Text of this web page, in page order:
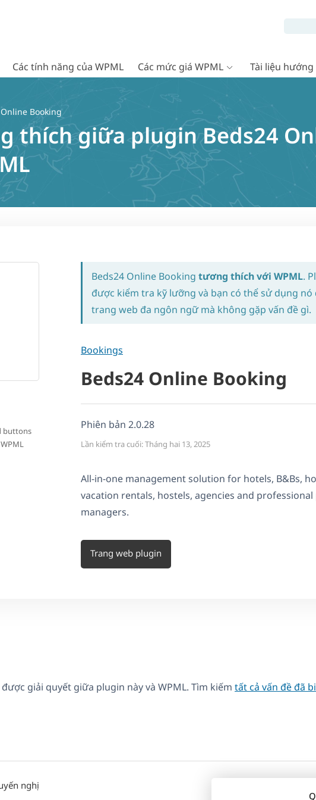
Các tính năng của WPML Các mức giá WPML Tài liệu hướng
Booking
thích giữa plugin Beds24
buttons
Beds24 Online Booking tương thích với WPML.
được kiểm tra kỹ lưỡng và bạn có thể sử dụng nó
trang web đa ngôn ngữ mà không gặp vấn đề gì.
Bookings
Beds24 Online Booking
Phiên bản 2.0.28
Lần kiểm tra cuối: Tháng hai 13, 2025
All-in-one management solution for hotels, B&Bs,
vacation rentals, hostels, agencies and
managers.
Trang web plugin
giải quyết giữa plugin này và WPML. Tìm kiếm tất cả vấn đề đã
nghị